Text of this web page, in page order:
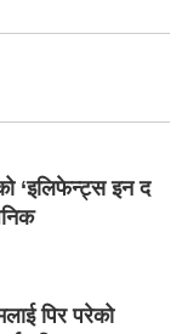
‘इलिफेन्ट्स इन द
पिर परेको